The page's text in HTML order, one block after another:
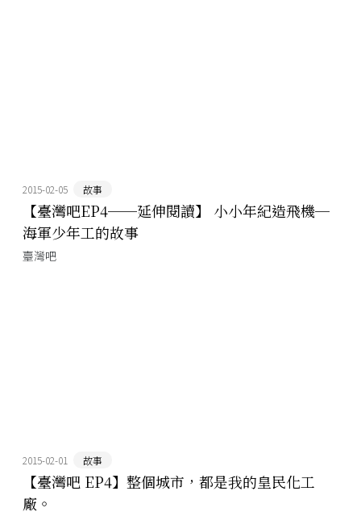
2015-02-05 故事
【臺灣吧EP4──延伸閱讀】 小小年紀造飛機─
海軍少年工的故事
臺灣吧
2015-02-01 故事
【臺灣吧 EP4】整個城市，都是我的皇民化工
廠。